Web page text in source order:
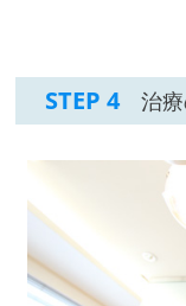
STEP 4治療